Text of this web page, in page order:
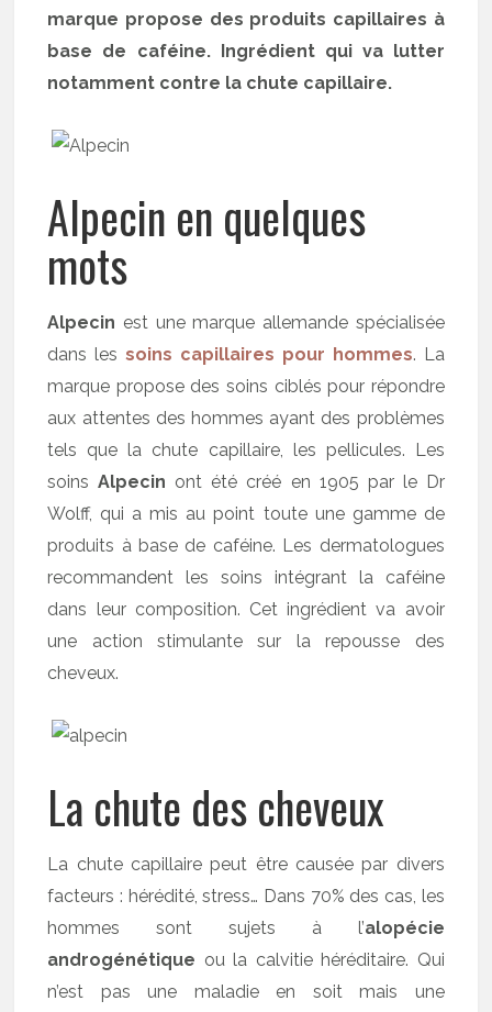
marque propose des produits capillaires à
base de
caféine. Ingrédient qui va lutter
notamment contre la chute capillaire.
Alpecin en quelques
mots
Alpecin est une marque allemande spécialisée
dans lessoins capillaires pour hommes. La
marque propose des soins ciblés pour répondre
aux attentes des hommes ayant des problèmes
tels que la chute capillaire, les pellicules. Les
soinsAlpecin ont été créé en 1905 par le Dr
Wolff, qui a mis au point toute une gamme de
produits à base de caféine. Les dermatologues
recommandent les soins intégrant la caféine
dans leur composition. Cet ingrédient va avoir
une action stimulante sur la repousse des
cheveux.
La chute des cheveux
La chute capillaire peut être causée par divers
facteurs : hérédité, stress… Dans 70% des cas, les
hommes sont sujets à l’alopécie
androgénétique ou la calvitie héréditaire. Qui
n’est pas une maladie en soit mais une